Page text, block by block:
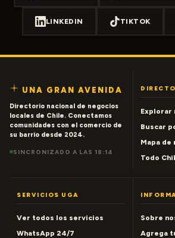
LINKEDIN TIKTOK
UNA GRAN AVENIDA
Directorio nacional de negocios
locales de Chile. Conectamos
comunidades con el comercio de
su barrio desde 2024.
SINCRONIZADO A LAS 18:14
Explorar
Buscar
Mapa de
Todo
SERVICIOS UGA
Ver todos los servicios
WhatsApp 24/7
Sobre
Agrega